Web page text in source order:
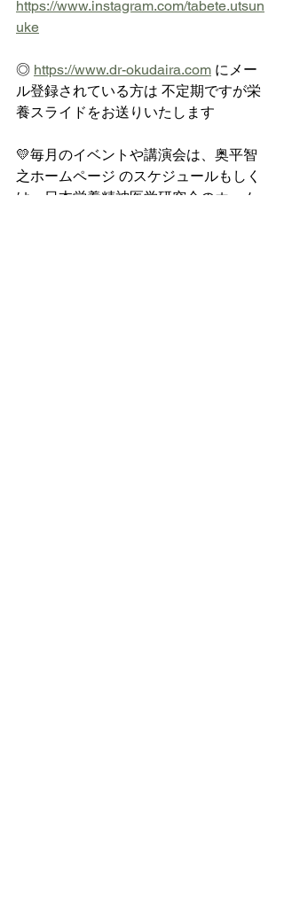
https://www.instagram.com/tabete.utsun
uke
◎ https://www.dr-okudaira.com にメー
ル登録されている方は 不定期ですが栄
養スライドをお送りいたします
💛毎月のイベントや講演会は、奥平智
之ホームページ のスケジュールもしく
は、日本栄養精神医学研究会のホーム